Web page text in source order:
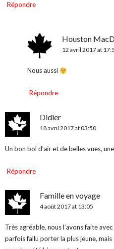
Répondre
Houston
12 avril 2017 at
Nous aussi
Répondre
Didier
18 avril 2017 at 03:50
Un bon bol d’air et de belles vues,
Répondre
Famille en voyage
4 août 2017 at 13:05
Très agréable, nous l’avons faite
parfois fallu porter la plus jeune,